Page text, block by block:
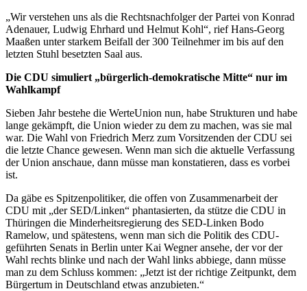
„Wir verstehen uns als die Rechtsnachfolger der Partei von Konrad
Adenauer, Ludwig Ehrhard und Helmut Kohl“, rief Hans-Georg
Maaßen unter starkem Beifall der 300 Teilnehmer im bis auf den
letzten Stuhl besetzten Saal aus.
Die CDU simuliert „bürgerlich-demokratische Mitte“ nur im
Wahlkampf
Sieben Jahr bestehe die WerteUnion nun, habe Strukturen und habe
lange gekämpft, die Union wieder zu dem zu machen, was sie mal
war. Die Wahl von Friedrich Merz zum Vorsitzenden der CDU sei
die letzte Chance gewesen. Wenn man sich die aktuelle Verfassung
der Union anschaue, dann müsse man konstatieren, dass es vorbei
ist.
Da gäbe es Spitzenpolitiker, die offen von Zusammenarbeit der
CDU mit „der SED/Linken“ phantasierten, da stütze die CDU in
Thüringen die Minderheitsregierung des SED-Linken Bodo
Ramelow, und spätestens, wenn man sich die Politik des CDU-
geführten Senats in Berlin unter Kai Wegner ansehe, der vor der
Wahl rechts blinke und nach der Wahl links abbiege, dann müsse
man zu dem Schluss kommen: „Jetzt ist der richtige Zeitpunkt, dem
Bürgertum in Deutschland etwas anzubieten.“